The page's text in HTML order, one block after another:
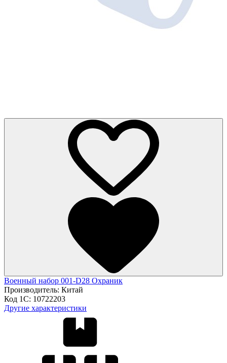
Военный набор 001-D28 Охраник
Производитель: Китай
Код 1С: 10722203
Другие характеристики